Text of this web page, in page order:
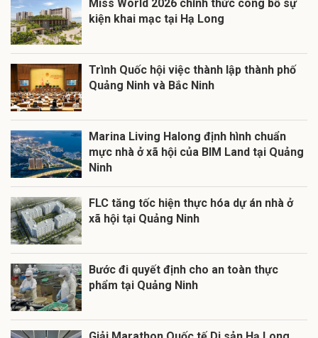
Miss World 2026 chính thức công bố sự
kiện khai mạc tại Hạ Long
Trình Quốc hội việc thành lập thành phố
Quảng Ninh và Bắc Ninh
Marina Living Halong định hình chuẩn
mực nhà ở xã hội của BIM Land tại Quảng
Ninh
FLC tăng tốc hiện thực hóa dự án nhà ở
xã hội tại Quảng Ninh
Bước đi quyết định cho an toàn thực
phẩm tại Quảng Ninh